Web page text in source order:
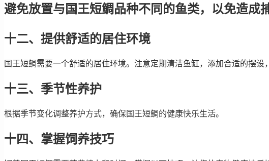
避免放置与国王短鲷品种不同的鱼类，以免造成
十二、提供舒适的居住环境
国王短鲷需要一个舒适的居住环境。注意定期清洁鱼缸，添加合适的摆设
十三、季节性养护
根据季节变化调整养护方式，确保国王短鲷的健康快乐生活。
十四、掌握饲养技巧